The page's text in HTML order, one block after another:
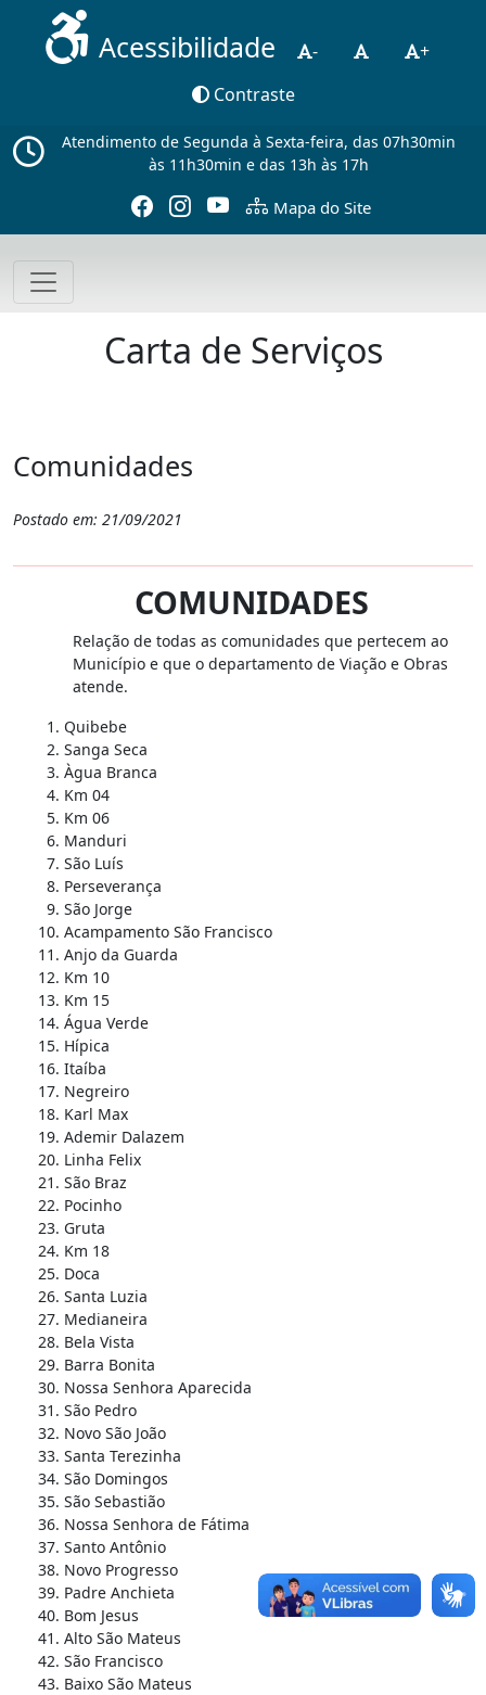
Acessibilidade -
+
Contraste
Atendimento de Segunda à Sexta-feira, das 07h30min
às 11h30min e das 13h às 17h
Mapa do Site
Carta de Serviços
Comunidades
Postado em: 21/09/2021
COMUNIDADES
Relação de todas as comunidades que pertecem ao
Município e que o departamento de Viação e Obras
atende.
Quibebe
Sanga Seca
Àgua Branca
Km 04
Km 06
Manduri
São Luís
Perseverança
São Jorge
Acampamento São Francisco
Anjo da Guarda
Km 10
Km 15
Água Verde
Hípica
Itaíba
Negreiro
Karl Max
Ademir Dalazem
Linha Felix
São Braz
Pocinho
Gruta
Km 18
Doca
Santa Luzia
Medianeira
Bela Vista
Barra Bonita
Nossa Senhora Aparecida
São Pedro
Novo São João
Santa Terezinha
São Domingos
São Sebastião
Nossa Senhora de Fátima
Santo Antônio
Novo Progresso
Padre Anchieta
Bom Jesus
Alto São Mateus
São Francisco
Baixo São Mateus